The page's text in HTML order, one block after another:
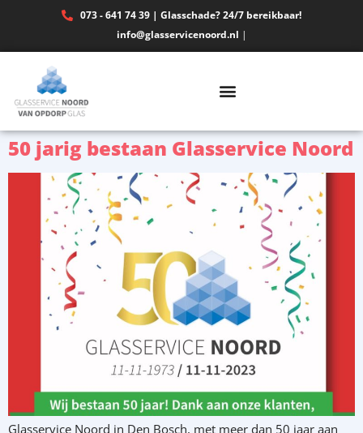
073 - 641 74 39 | Glasschade? 24/7 bereikbaar!
info@glasservicenoord.nl |
50 jarig bestaan Glasservice Noord
Glasservice Noord in Den Bosch, met meer dan 50 jaar aan